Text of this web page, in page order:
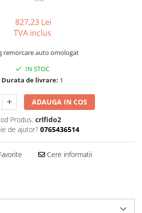
827,23 Lei
TVA inclus
remorcare auto omologat
IN STOC
Durata de livrare: 1
ADAUGA IN COS
Produs: crlfido2
de ajutor? 0765436514
Cere informatii